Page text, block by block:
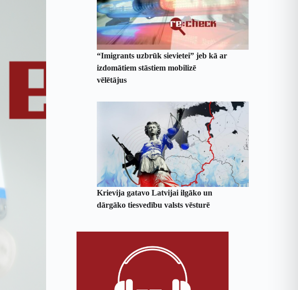
“Imigrants uzbrūk sievietei” jeb kā ar
izdomātiem stāstiem mobilizē
vēlētājus
Krievija gatavo Latvijai ilgāko un
dārgāko tiesvedību valsts vēsturē